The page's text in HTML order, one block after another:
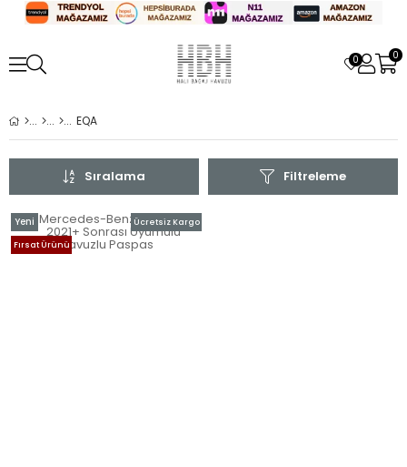
0 0
EQA
Filtreleme
Sıralama
Ücretsiz Kargo
Yeni
Ürün
Fırsat Ürünü